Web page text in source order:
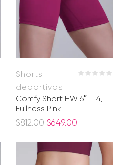
Shorts
deportivos
Comfy Short HW 6″ – 4,
Fullness Pink
$812.00 $649.00